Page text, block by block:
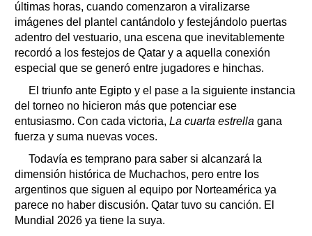
últimas horas, cuando comenzaron a viralizarse
imágenes del plantel cantándolo y festejándolo puertas
adentro del vestuario, una escena que inevitablemente
recordó a los festejos de Qatar y a aquella conexión
especial que se generó entre jugadores e hinchas.
El triunfo ante Egipto y el pase a la siguiente instancia
del torneo no hicieron más que potenciar ese
entusiasmo. Con cada victoria, La cuarta estrella gana
fuerza y suma nuevas voces.
Todavía es temprano para saber si alcanzará la
dimensión histórica de Muchachos, pero entre los
argentinos que siguen al equipo por Norteamérica ya
parece no haber discusión. Qatar tuvo su canción. El
Mundial 2026 ya tiene la suya.